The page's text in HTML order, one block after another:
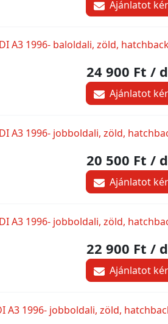
Ajánlatot
A3 1996- baloldali, zöld,
24 900 Ft /
Ajánlatot
A3 1996- jobboldali, zöld,
20 500 Ft /
Ajánlatot
A3 1996- jobboldali, zöld,
22 900 Ft /
Ajánlatot
A3 1996- jobboldali, zöld,